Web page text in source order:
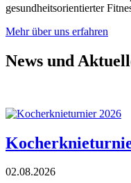
gesundheits­orientierter
Mehr über uns erfahren
News und
02.08.2026